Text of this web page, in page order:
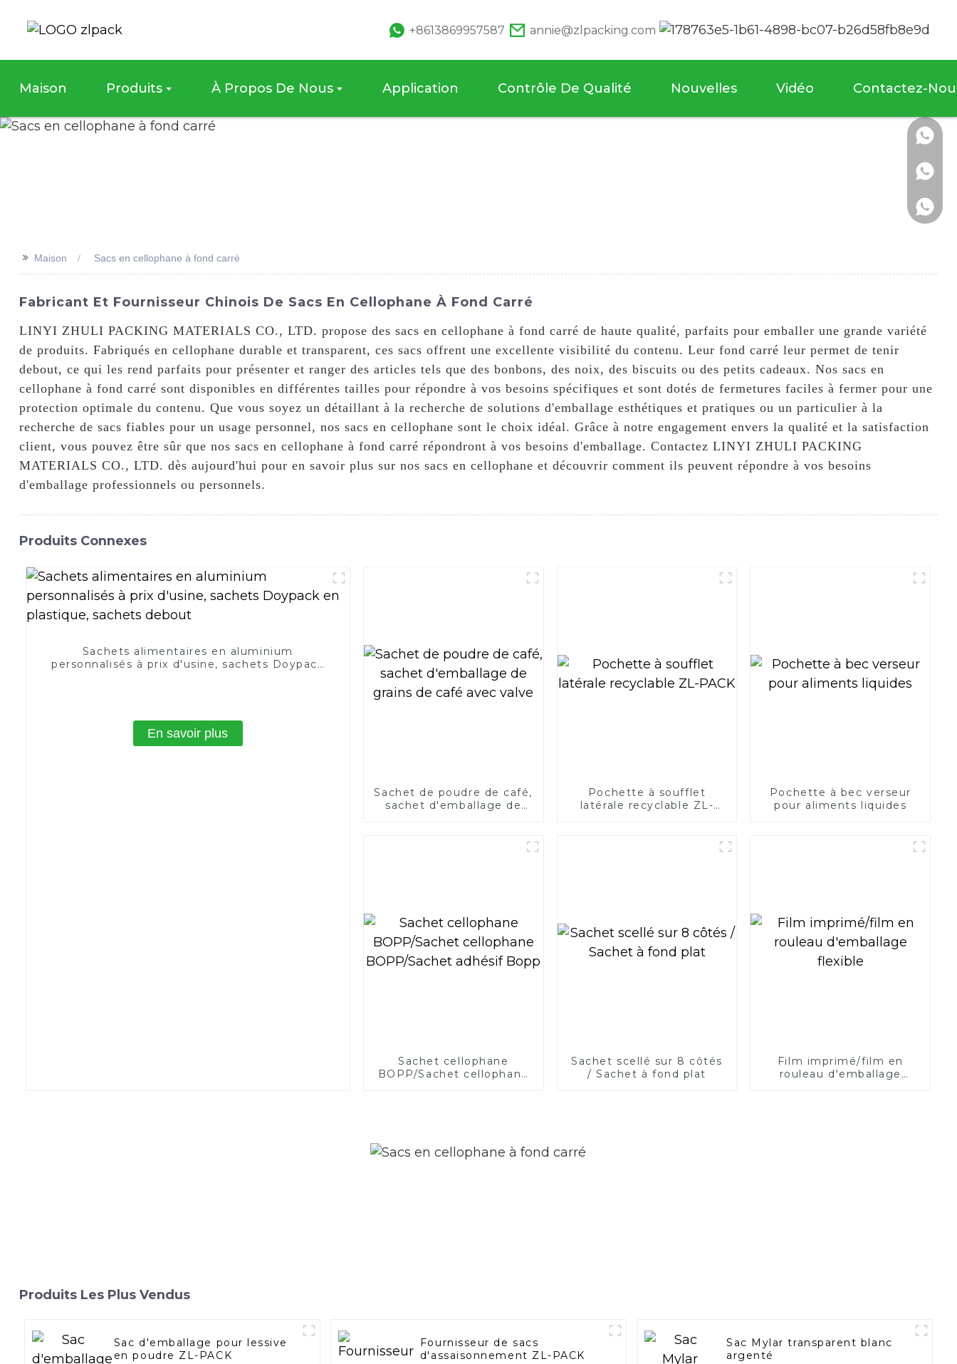
+8613869957587 annie@zlpacking.com
Maison Produits À Propos De Nous Application Contrôle De Qualité Nouvelles Vidéo Contactez-
>> Maison Sacs en cellophane à fond carré
Fabricant Et Fournisseur Chinois De Sacs En Cellophane À Fond Carré
LINYI ZHULI PACKING MATERIALS CO., LTD. propose des sacs en cellophane à fond carré de haute qualité, parfaits pour emballer une grande variété
de produits. Fabriqués en cellophane durable et transparent, ces sacs offrent une excellente visibilité du contenu. Leur fond carré leur permet de tenir
debout, ce qui les rend parfaits pour présenter et ranger des articles tels que des bonbons, des noix, des biscuits ou des petits cadeaux. Nos sacs en
cellophane à fond carré sont disponibles en différentes tailles pour répondre à vos besoins spécifiques et sont dotés de fermetures faciles à fermer pour une
protection optimale du contenu. Que vous soyez un détaillant à la recherche de solutions d'emballage esthétiques et pratiques ou un particulier à la
recherche de sacs fiables pour un usage personnel, nos sacs en cellophane sont le choix idéal. Grâce à notre engagement envers la qualité et la satisfaction
client, vous pouvez être sûr que nos sacs en cellophane à fond carré répondront à vos besoins d'emballage. Contactez LINYI ZHULI PACKING
MATERIALS CO., LTD. dès aujourd'hui pour en savoir plus sur nos sacs en cellophane et découvrir comment ils peuvent répondre à vos besoins
d'emballage professionnels ou personnels.
Produits Connexes
Sachets alimentaires en aluminium
personnalisés à prix d'usine, sachets Doypack
En savoir plus
Sachet de poudre de café,
sachet d'emballage de
Pochette à soufflet
latérale recyclable ZL-
Pochette à bec verseur
pour aliments liquides
Sachet cellophane
BOPP/Sachet cellophane
Sachet scellé sur 8 côtés
/ Sachet à fond plat
Film imprimé/film en
rouleau d'emballage
Produits Les Plus Vendus
Sac d'emballage pour lessive
en poudre ZL-PACK
Fournisseur de sacs
d'assaisonnement ZL-PACK
Sac Mylar transparent blanc
argenté